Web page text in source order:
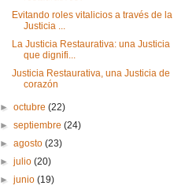
Evitando roles vitalicios a través de la
Justicia ...
La Justicia Restaurativa: una Justicia
que dignifi...
Justicia Restaurativa, una Justicia de
corazón
►octubre(22)
►septiembre(24)
►agosto(23)
►julio(20)
►junio(19)